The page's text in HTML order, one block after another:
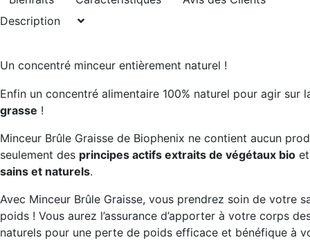
Description
Un concentré minceur entièrement naturel !
Enfin un concentré alimentaire 100% naturel pour agir sur
grasse !
Minceur Brûle Graisse de Biophenix ne contient aucun
seulement des principes actifs extraits de végétaux bio
sains et naturels.
Avec Minceur Brûle Graisse, vous prendrez soin de votre
poids ! Vous aurez l’assurance d’apporter à votre corps
naturels pour une perte de poids efficace et bénéfique à